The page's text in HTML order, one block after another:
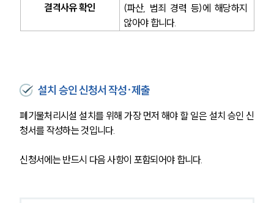
결격사유 확인
(파산, 범죄 경력 등)에 해당하지
않아야 합니다.
설치 승인 신청서 작성·제출
폐기물처리시설 설치를 위해 가장 먼저 해야 할 일은 설치 승인 신
청서를 작성하는 것입니다.
신청서에는 반드시 다음 사항이 포함되어야 합니다.